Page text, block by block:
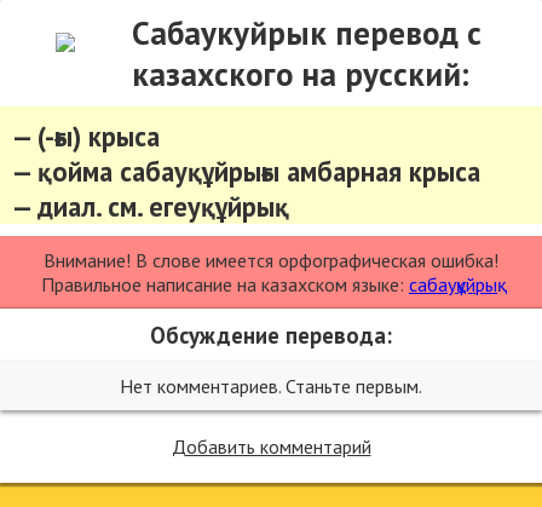
Сабаукуйрык перевод с
казахского на русский:
— (-ғы) крыса
— қойма сабауқұйрығы амбарная крыса
— диал. см. егеуқұйрық
Внимание! В слове имеется орфографическая ошибка!
Правильное написание на казахском языке: сабауқұйрық.
Обсуждение перевода:
Нет комментариев. Станьте первым.
Добавить комментарий